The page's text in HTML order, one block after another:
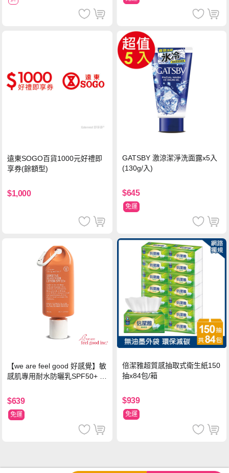
遠東SOGO百貨1000元好禮即
享券(餘額型)
$1,000
GATSBY 激涼潔淨洗面露x5入
(130g/入)
$645
免運
【we are feel good 好感覺】敏
感肌專用耐水防曬乳SPF50+ 7
$639
免運
倍潔雅超質感抽取式衛生紙150
抽x84包/箱
$939
免運